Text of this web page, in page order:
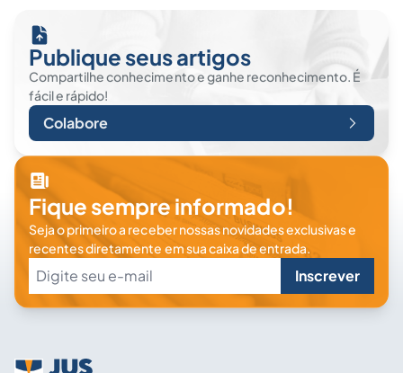
Publique seus artigos
Compartilhe conhecimento e ganhe reconhecimento. É
fácil e rápido!
Colabore
Fique sempre informado!
Seja o primeiro a receber nossas novidades exclusivas e
recentes diretamente em sua caixa de entrada.
Inscrever